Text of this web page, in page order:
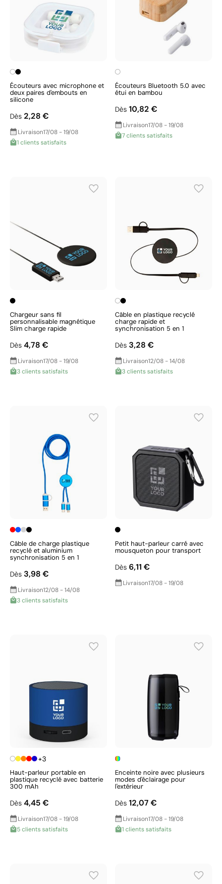
Écouteurs avec microphone et
deux paires d'embouts en
silicone
Dès 2,28 €
Livraison17/08 - 19/08
1 clients satisfaits
Écouteurs Bluetooth 5.0 avec
étui en bambou
Dès 10,82 €
Livraison17/08 - 19/08
7 clients satisfaits
Chargeur sans fil
personnalisable magnétique
Slim charge rapide
Dès 4,78 €
Livraison17/08 - 19/08
3 clients satisfaits
Câble en plastique recyclé
charge rapide et
synchronisation 5 en 1
Dès 3,28 €
Livraison12/08 - 14/08
3 clients satisfaits
Câble de charge plastique
recyclé et aluminium
synchronisation 5 en 1
Dès 3,98 €
Livraison12/08 - 14/08
3 clients satisfaits
Petit haut-parleur carré avec
mousqueton pour transport
Dès 6,11 €
Livraison17/08 - 19/08
+3
Haut-parleur portable en
plastique recyclé avec batterie
300 mAh
Dès 4,45 €
Livraison17/08 - 19/08
5 clients satisfaits
Enceinte noire avec plusieurs
modes d'éclairage pour
l'extérieur
Dès 12,07 €
Livraison17/08 - 19/08
1 clients satisfaits